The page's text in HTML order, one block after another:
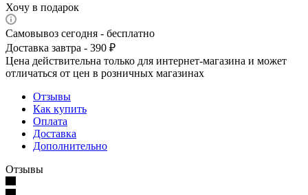
Хочу в подарок
Самовывоз сегодня - бесплатно
Доставка завтра - 390 ₽
Цена действительна только для интернет-магазина и может
отличаться от цен в розничных магазинах
Отзывы
Как купить
Оплата
Доставка
Дополнительно
Отзывы